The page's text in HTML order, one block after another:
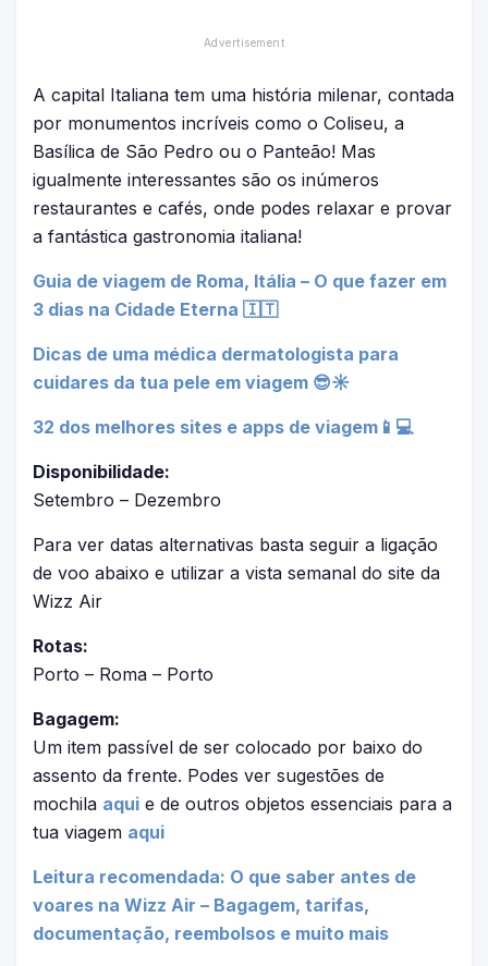
A capital Italiana tem uma história milenar, contada
por monumentos incríveis como o Coliseu, a
Basílica de São Pedro ou o Panteão! Mas
igualmente interessantes são os inúmeros
restaurantes e cafés, onde podes relaxar e provar
a fantástica gastronomia italiana!
Guia de viagem de Roma, Itália – O que fazer em
3 dias na Cidade Eterna 🇮🇹
Dicas de uma médica dermatologista para
cuidares da tua pele em viagem 😎☀
32 dos melhores sites e apps de viagem📱💻
Disponibilidade:
Setembro – Dezembro
Para ver datas alternativas basta seguir a ligação
de voo abaixo e utilizar a vista semanal do site da
Wizz Air
Rotas:
Porto – Roma – Porto
Bagagem:
Um item passível de ser colocado por baixo do
assento da frente. Podes ver sugestões de
mochila aqui e de outros objetos essenciais para a
tua viagem aqui
Leitura recomendada: O que saber antes de
voares na Wizz Air – Bagagem, tarifas,
documentação, reembolsos e muito mais